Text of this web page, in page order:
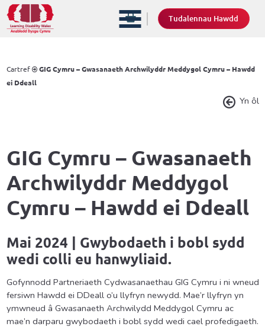
Tudalennau Hawdd
Cartref
GIG Cymru – Gwasanaeth Archwilyddr Meddygol Cymru – Hawdd
ei Ddeall
Yn ôl
GIG Cymru – Gwasanaeth
Archwilyddr Meddygol
Cymru – Hawdd ei Ddeall
Mai 2024 | Gwybodaeth i bobl sydd
wedi colli eu hanwyliaid.
Gofynnodd Partneriaeth Cydwasanaethau GIG Cymru i ni wneud
fersiwn Hawdd ei DDeall o’u llyfryn newydd. Mae’r llyfryn yn
ymwneud â Gwasanaeth Archwilydd Meddygol Cymru ac
mae’n darparu gwybodaeth i bobl sydd wedi cael profedigaeth.